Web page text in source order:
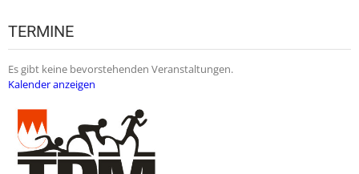
TERMINE
Es gibt keine bevorstehenden Veranstaltungen.
Kalender anzeigen